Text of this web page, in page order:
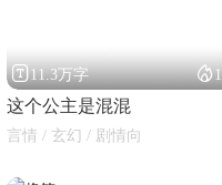
11.3万字 
这个公主是混混
言情 / 玄幻 / 剧情向